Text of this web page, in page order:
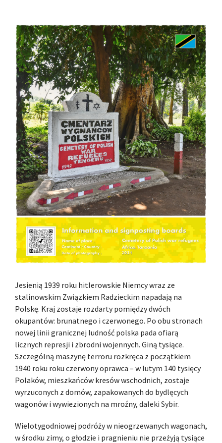
Jesienią 1939 roku hitlerowskie Niemcy wraz ze
stalinowskim Związkiem Radzieckim napadają na
Polskę. Kraj zostaje rozdarty pomiędzy dwóch
okupantów: brunatnego i czerwonego. Po obu stronach
nowej linii granicznej ludność polska pada ofiarą
licznych represji i zbrodni wojennych. Giną tysiące.
Szczególną maszynę terroru rozkręca z początkiem
1940 roku roku czerwony oprawca – w lutym 140 tysięcy
Polaków, mieszkańców kresów wschodnich, zostaje
wyrzuconych z domów, zapakowanych do bydlęcych
wagonów i wywiezionych na mroźny, daleki Sybir.
Wielotygodniowej podróży w nieogrzewanych wagonach,
w środku zimy, o głodzie i pragnieniu nie przeżyją tysiące